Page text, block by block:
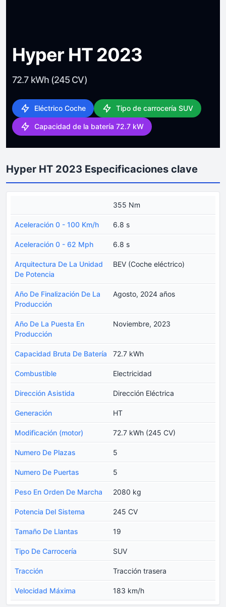
Hyper HT 2023
72.7 kWh (245 CV)
Eléctrico Coche Tipo de carrocería SUV
Capacidad de la batería 72.7 kW
Hyper HT 2023 Especificaciones clave
355 Nm
Aceleración 0 - 100 Km/h 6.8 s
Aceleración 0 - 62 Mph 6.8 s
Arquitectura De La Unidad
De Potencia
BEV (Coche eléctrico)
Año De Finalización De La
Producción
Agosto, 2024 años
Año De La Puesta En
Producción
Noviembre, 2023
Capacidad Bruta De Batería 72.7 kWh
Combustible Electricidad
Dirección Asistida Dirección Eléctrica
Generación HT
Modificación (motor) 72.7 kWh (245 CV)
Numero De Plazas 5
Numero De Puertas 5
Peso En Orden De Marcha 2080 kg
Potencia Del Sistema 245 CV
Tamaño De Llantas 19
Tipo De Carrocería SUV
Tracción Tracción trasera
Velocidad Máxima 183 km/h